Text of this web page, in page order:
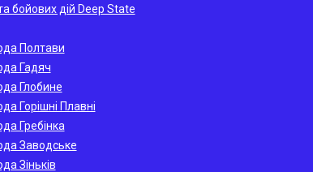
бойових дій Deep State
Полтави
Гадяч
Глобине
Горішні Плавні
Гребінка
Заводське
Зіньків